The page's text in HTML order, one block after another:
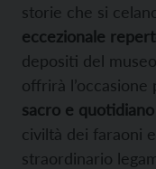
storie che si
eccezionale
depositi del
offrirà
sacro e
civiltà dei faraoni
straordinario